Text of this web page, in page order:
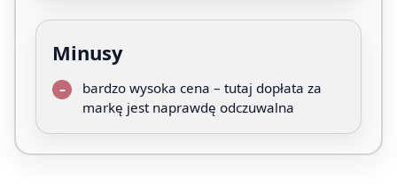
Minusy
bardzo wysoka cena – tutaj dopłata za
markę jest naprawdę odczuwalna